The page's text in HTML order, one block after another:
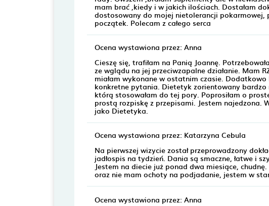
mam brać ,kiedy i w jakich ilościach. Dostałam
dostosowany do mojej nietolerancji pokarmowej,
początek. Polecam z całego serca
Ocena wystawiona przez: Anna
Cieszę się, trafiłam na Panią Joannę.
ze wglądu na jej przeciwzapalne działanie. Mam
miałam wykonane w ostatnim czasie.
konkretne pytania. Dietetyk zorientowany
którą stosowałam do tej pory. Poprosiłam o
prostą rozpiskę z przepisami. Jestem najedzona.
jako Dietetyka.
Ocena wystawiona przez: Katarzyna Cebula
Na pierwszej wizycie został przeprowadzony
jadłospis na tydzień. Dania są smaczne, łatwe i
Jestem na diecie już ponad dwa miesiące,
oraz nie mam ochoty na podjadanie, jestem w
Ocena wystawiona przez: Anna